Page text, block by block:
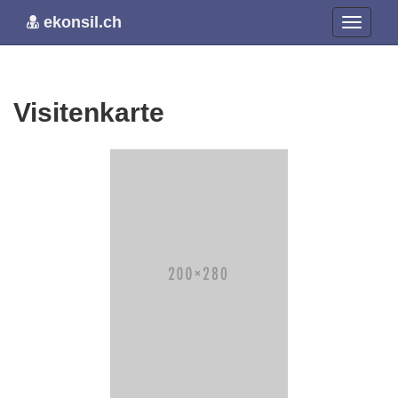
ekonsil.ch
Visitenkarte